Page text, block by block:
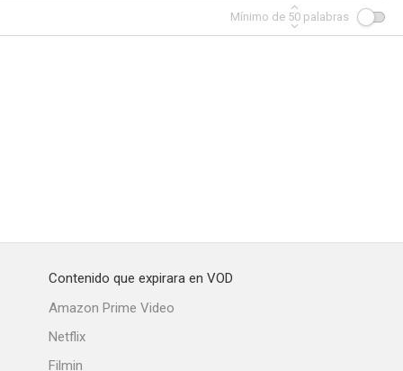
Mínimo de 50 palabras
Contenido que expirara en VOD
Amazon Prime Video
Netflix
Filmin